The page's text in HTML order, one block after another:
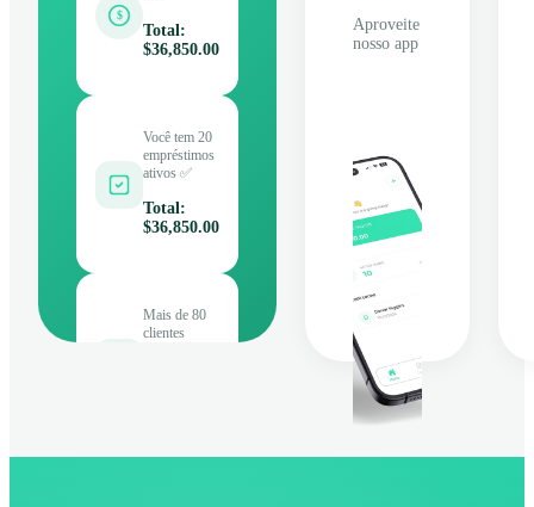
$
Total:
$36,850.00
Você tem 20
empréstimos
ativos ✅
Total:
$36,850.00
Mais de 80
clientes
Aproveite
nosso app